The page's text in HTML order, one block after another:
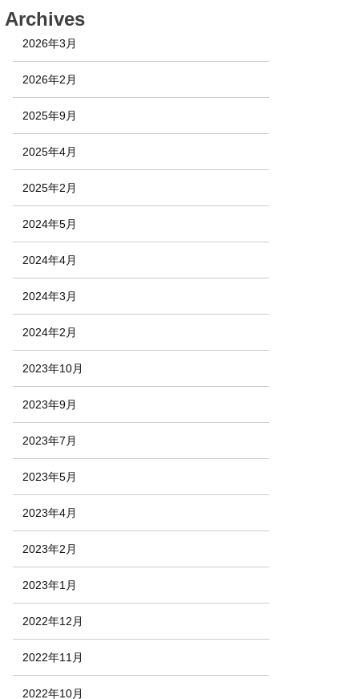
Archives
2026年3月
2026年2月
2025年9月
2025年4月
2025年2月
2024年5月
2024年4月
2024年3月
2024年2月
2023年10月
2023年9月
2023年7月
2023年5月
2023年4月
2023年2月
2023年1月
2022年12月
2022年11月
2022年10月